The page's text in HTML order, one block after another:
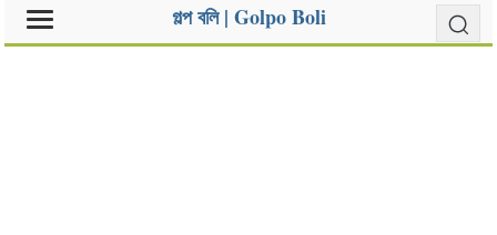
গল্প বলি | Golpo Boli